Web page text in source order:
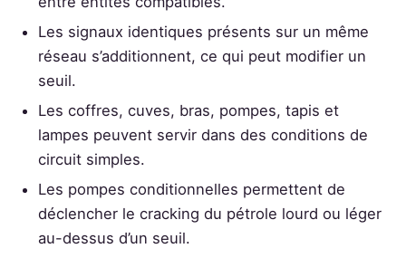
Les signaux identiques présents sur un même
réseau s’additionnent, ce qui peut modifier un
seuil.
Les coffres, cuves, bras, pompes, tapis et
lampes peuvent servir dans des conditions de
circuit simples.
Les pompes conditionnelles permettent de
déclencher le cracking du pétrole lourd ou léger
au-dessus d’un seuil.